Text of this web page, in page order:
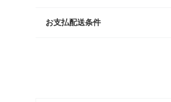
お支払配送条件